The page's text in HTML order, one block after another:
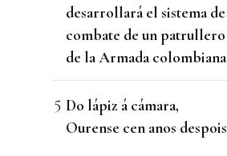
desarrollará el sistema de
combate de un patrullero
de la Armada colombiana
Do lápiz á cámara,
Ourense cen anos despois